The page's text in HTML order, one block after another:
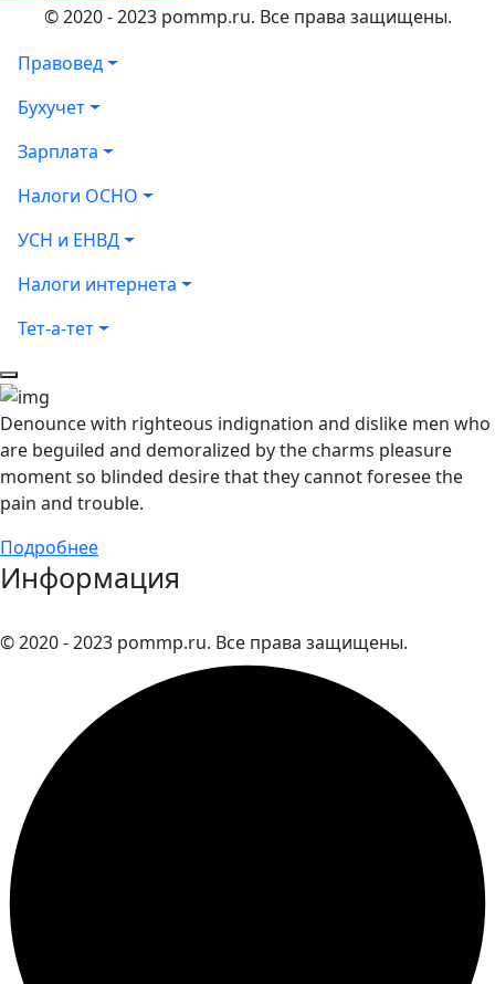
© 2020 - 2023 pommp.ru. Все права защищены.
Правовед
Бухучет
Зарплата
Налоги ОСНО
УСН и ЕНВД
Налоги интернета
Тет-а-тет
Denounce with righteous indignation and dislike men who
are beguiled and demoralized by the charms pleasure
moment so blinded desire that they cannot foresee the
pain and trouble.
Подробнее
Информация
© 2020 - 2023 pommp.ru. Все права защищены.